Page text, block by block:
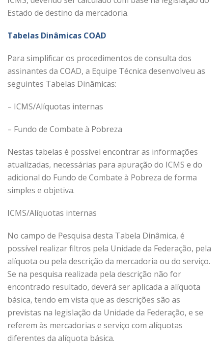
Estado de destino da mercadoria.
Tabelas Dinâmicas COAD
Para simplificar os procedimentos de consulta dos
assinantes da COAD, a Equipe Técnica desenvolveu as
seguintes Tabelas Dinâmicas:
– ICMS/Alíquotas internas
– Fundo de Combate à Pobreza
Nestas tabelas é possível encontrar as informações
atualizadas, necessárias para apuração do ICMS e do
adicional do Fundo de Combate à Pobreza de forma
simples e objetiva.
ICMS/Alíquotas internas
No campo de Pesquisa desta Tabela Dinâmica, é
possível realizar filtros pela Unidade da Federação, pela
alíquota ou pela descrição da mercadoria ou do serviço.
Se na pesquisa realizada pela descrição não for
encontrado resultado, deverá ser aplicada a alíquota
básica, tendo em vista que as descrições são as
previstas na legislação da Unidade da Federação, e se
referem às mercadorias e serviço com alíquotas
diferentes da alíquota básica.